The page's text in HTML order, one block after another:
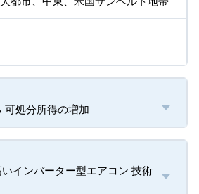
可処分所得の増加
インバーター型エアコン 技術